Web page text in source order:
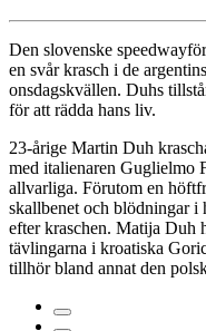
Den slovenske
en svår krasch i de
onsdagskvällen. Duhs
för att rädda hans liv.
23-årige Martin Duh
med italienaren Guglielmo
allvarliga. Förutom en
skallbenet och blödningar i
efter kraschen. Matija Duh
tävlingarna i kroatiska
tillhör bland annat den